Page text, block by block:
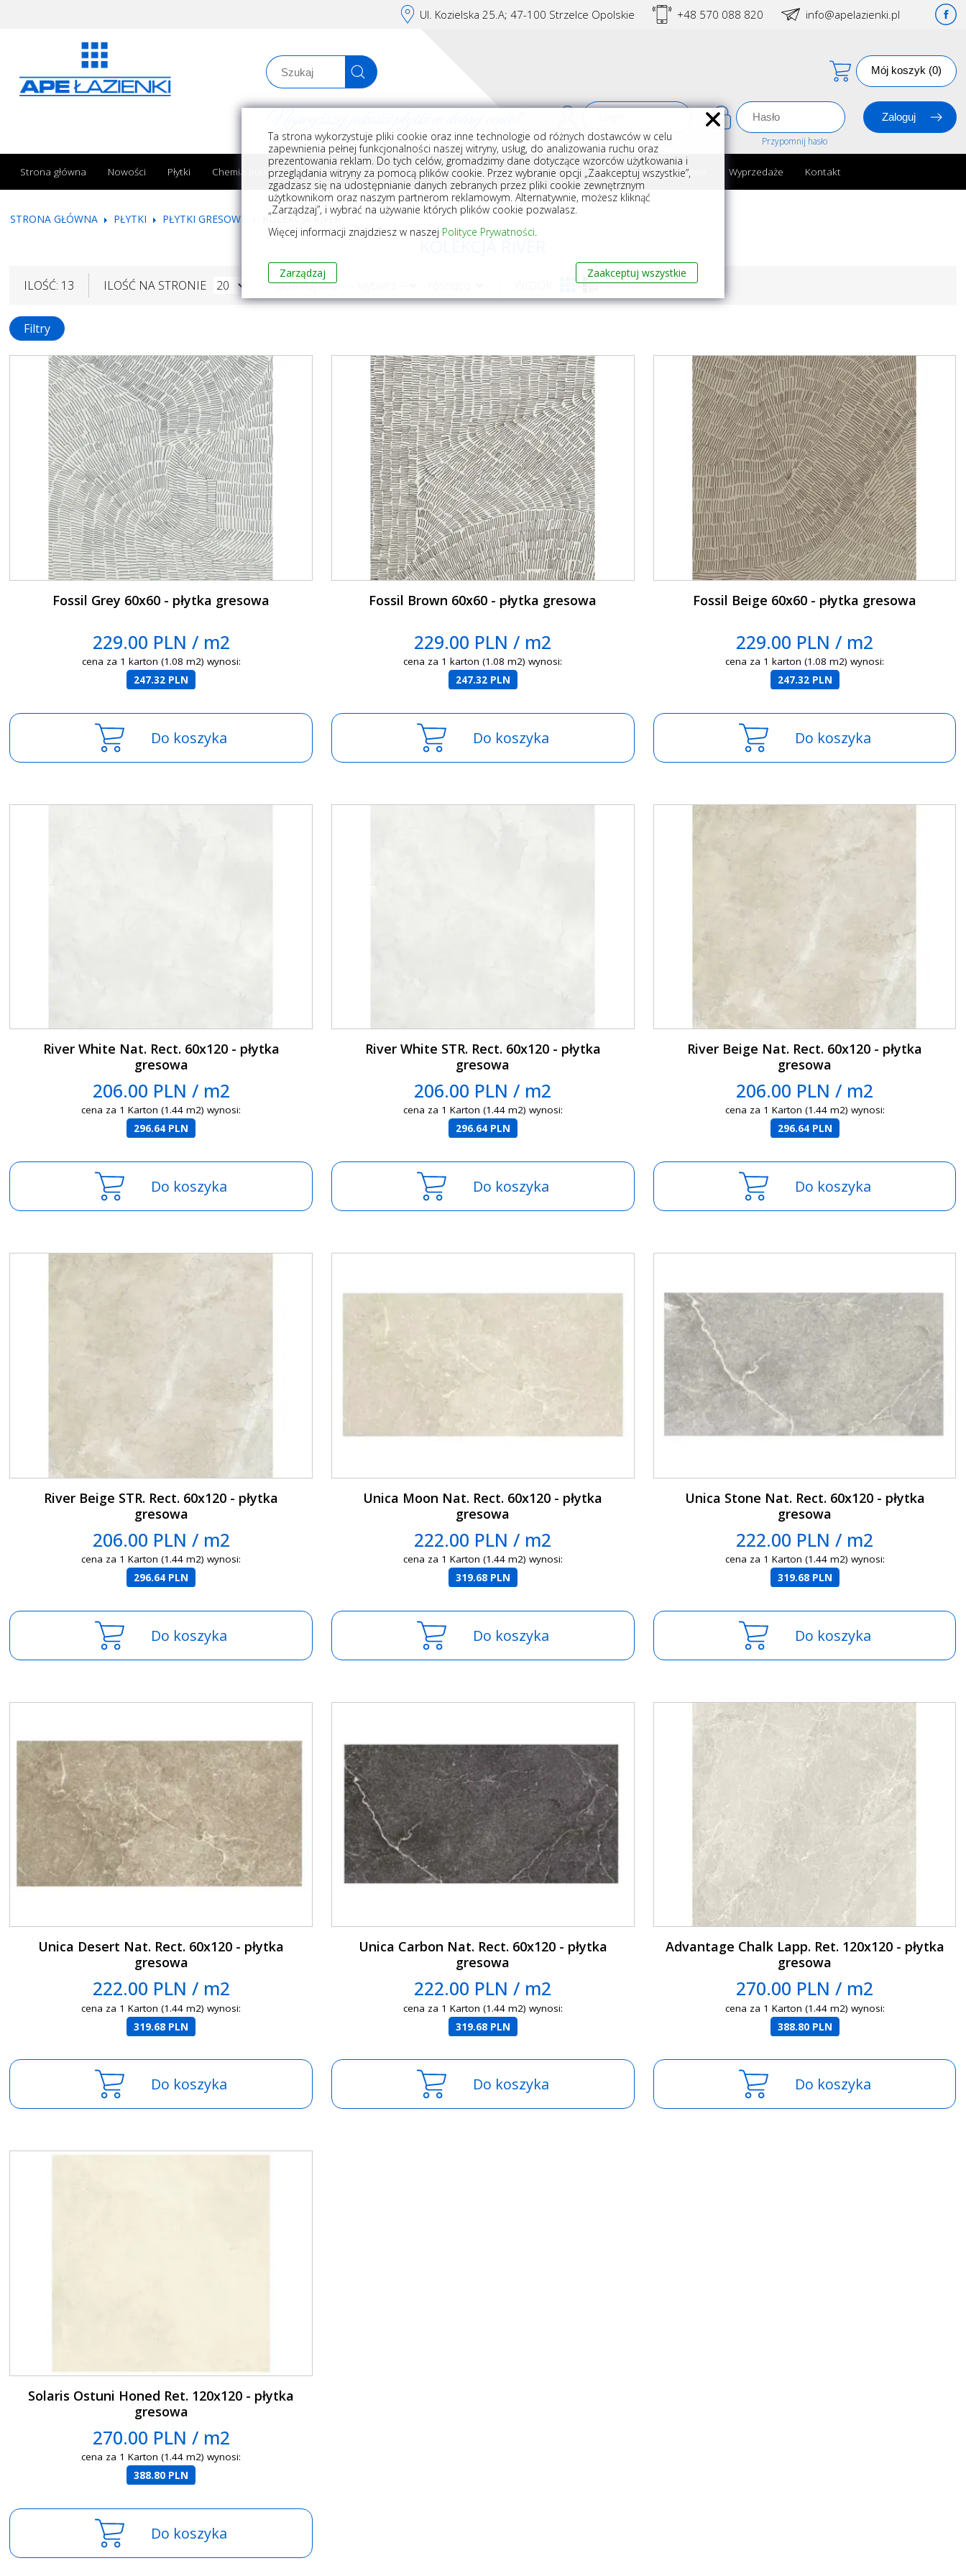
Ul. Kozielska 25.A; 47-100 Strzelce Opolskie +48 570 088 820 info@apelazienki.pl
Mój koszyk (0)
Rejestracja Przypomnij hasło
Strona główna Nowości Płytki Chemia budowlana Akcesoria do układania płytek Wyposażenie Armatura i akcesoria łazienkowe Wyprzedaże Kontakt
STRONA GŁÓWNA PŁYTKI PŁYTKI GRESOWE KOLEKCJA RIVER
KOLEKCJA RIVER
ILOŚĆ: 13 ILOŚĆ NA STRONIE SORTUJ WG
Filtry
Fossil Grey 60x60 - płytka gresowa
229.00 PLN / m2
cena za 1 karton (1.08 m2) wynosi:
247.32 PLN
Do koszyka
Fossil Brown 60x60 - płytka gresowa
229.00 PLN / m2
cena za 1 karton (1.08 m2) wynosi:
247.32 PLN
Do koszyka
Fossil Beige 60x60 - płytka gresowa
229.00 PLN / m2
cena za 1 karton (1.08 m2) wynosi:
247.32 PLN
Do koszyka
River White Nat. Rect. 60x120 - płytka
gresowa
206.00 PLN / m2
cena za 1 Karton (1.44 m2) wynosi:
296.64 PLN
Do koszyka
River White STR. Rect. 60x120 - płytka
gresowa
206.00 PLN / m2
cena za 1 Karton (1.44 m2) wynosi:
296.64 PLN
Do koszyka
River Beige Nat. Rect. 60x120 - płytka
gresowa
206.00 PLN / m2
cena za 1 Karton (1.44 m2) wynosi:
296.64 PLN
Do koszyka
River Beige STR. Rect. 60x120 - płytka
gresowa
206.00 PLN / m2
cena za 1 Karton (1.44 m2) wynosi:
296.64 PLN
Do koszyka
Unica Moon Nat. Rect. 60x120 - płytka
gresowa
222.00 PLN / m2
cena za 1 Karton (1.44 m2) wynosi:
319.68 PLN
Do koszyka
Unica Stone Nat. Rect. 60x120 - płytka
gresowa
222.00 PLN / m2
cena za 1 Karton (1.44 m2) wynosi:
319.68 PLN
Do koszyka
Unica Desert Nat. Rect. 60x120 - płytka
gresowa
222.00 PLN / m2
cena za 1 Karton (1.44 m2) wynosi:
319.68 PLN
Do koszyka
Unica Carbon Nat. Rect. 60x120 - płytka
gresowa
222.00 PLN / m2
cena za 1 Karton (1.44 m2) wynosi:
319.68 PLN
Do koszyka
Advantage Chalk Lapp. Ret. 120x120 - płytka
gresowa
270.00 PLN / m2
cena za 1 Karton (1.44 m2) wynosi:
388.80 PLN
Do koszyka
Solaris Ostuni Honed Ret. 120x120 - płytka
gresowa
270.00 PLN / m2
cena za 1 Karton (1.44 m2) wynosi:
388.80 PLN
Do koszyka
Ta strona wykorzystuje pliki cookie oraz inne technologie od różnych dostawców w celu
zapewnienia pełnej funkcjonalności naszej witryny, usług, do analizowania ruchu oraz
prezentowania reklam. Do tych celów, gromadzimy dane dotyczące wzorców użytkowania i
przeglądania witryny za pomocą plików cookie. Przez wybranie opcji „Zaakceptuj wszystkie”,
zgadzasz się na udostępnianie danych zebranych przez pliki cookie zewnętrznym
użytkownikom oraz naszym partnerom reklamowym. Alternatywnie, możesz kliknąć
„Zarządzaj”, i wybrać na używanie których plików cookie pozwalasz.
Więcej informacji znajdziesz w naszej Polityce Prywatności.
Zarządzaj Zaakceptuj wszystkie